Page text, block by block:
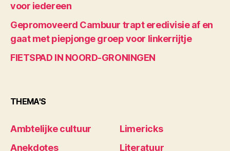
voor iedereen
Gepromoveerd Cambuur trapt eredivisie af en
gaat met piepjonge groep voor linkerrijtje
FIETSPAD IN NOORD-GRONINGEN
THEMA'S
Ambtelijke cultuur
Anekdotes
Limericks
Literatuur